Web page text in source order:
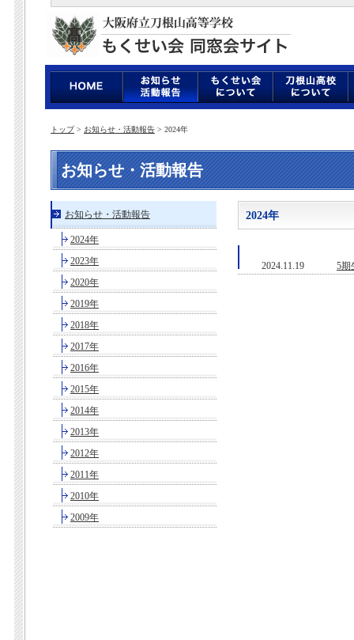
トップ> お知らせ・活動報告 > 2024年
お知らせ・活動報告
お知らせ・活動報告
2024年
2023年
2020年
2019年
2018年
2017年
2016年
2015年
2014年
2013年
2012年
2011年
2010年
2009年
2024年
2024.11.19 5期